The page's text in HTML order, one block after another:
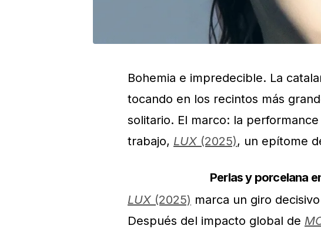
Bohemia e impredecible. La
tocando en los recintos más
solitario. El marco: la
trabajo, LUX (2025), un epítome
Perlas y porcelana
LUX (2025) marca un giro
Después del impacto global de